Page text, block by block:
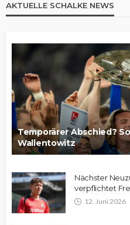
AKTUELLE SCHALKE NEWS
Temporärer Abschied?
Wallentowitz
Nächster
verpflichtet
12. Juni 2026